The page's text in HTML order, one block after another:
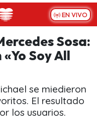
EN VIVO
Sosa:
Soy All
se miedieron
El resultado
los usuarios.